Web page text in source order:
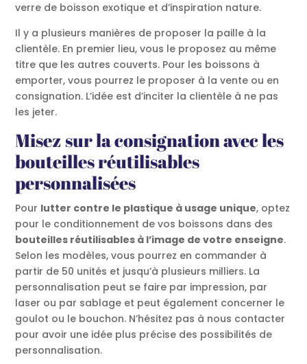
verre de boisson exotique et d’inspiration nature.
Il y a plusieurs manières de proposer la paille à la
clientèle. En premier lieu, vous le proposez au même
titre que les autres couverts. Pour les boissons à
emporter, vous pourrez le proposer à la vente ou en
consignation. L’idée est d’inciter la clientèle à ne pas
les jeter.
Misez sur la consignation avec les
bouteilles réutilisables
personnalisées
Pour lutter contre le plastique à usage unique, optez
pour le conditionnement de vos boissons dans des
bouteilles réutilisables à l’image de votre enseigne.
Selon les modèles, vous pourrez en commander à
partir de 50 unités et jusqu’à plusieurs milliers. La
personnalisation peut se faire par impression, par
laser ou par sablage et peut également concerner le
goulot ou le bouchon. N’hésitez pas à nous contacter
pour avoir une idée plus précise des possibilités de
personnalisation.